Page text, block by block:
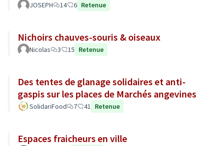
JOSEPH 14 6 Retenue
Nichoirs chauves-souris & oiseaux
Nicolas 3 15 Retenue
Des tentes de glanage solidaires et anti-
gaspis sur les places de Marchés angevines
SolidariFood 7 41 Retenue
Espaces fraicheurs en ville